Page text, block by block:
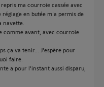
ma courroie cassée avec
en butée m'a permis de
navette.
comme avant, avec courroie
ça va tenir... J'espère pour
faire.
a pour l'instant aussi disparu,